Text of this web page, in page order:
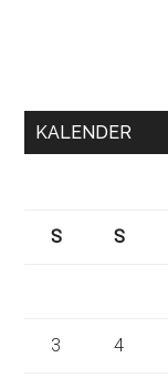
KALENDER
S
S
3 4